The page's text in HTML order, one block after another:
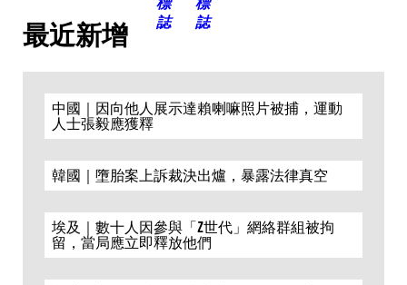
最近新增
中國｜因向他人展示達賴喇嘛照片被捕，運動
人士張毅應獲釋
韓國｜墮胎案上訴裁決出爐，暴露法律真空
埃及｜數十人因參與「Z世代」網絡群組被拘
留，當局應立即釋放他們